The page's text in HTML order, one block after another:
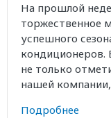
На прошлой
торжественное
успешного
кондиционеров.
не только
нашей компании,
Подробнее